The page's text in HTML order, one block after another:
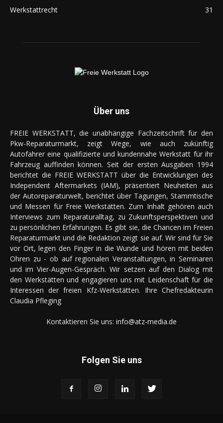
Werkstattrecht
31
Über uns
FREIE WERKSTATT, die unabhängige Fachzeitschrift für den
Pkw-Reparaturmarkt, zeigt Wege, wie auch zukünftig
Autofahrer eine qualifizierte und kundennahe Werkstatt für ihr
Fahrzeug auffinden können. Seit der ersten Ausgaben 1994
berichtet die FREIE WERKSTATT über die Entwicklungen des
Independent Aftermarkets (IAM), präsentiert Neuheiten aus
der Autoreparaturwelt, berichtet über Tagungen, Stammtische
und Messen für Freie Werkstätten. Zum Inhalt gehören auch
Interviews zum Reparaturalltag, zu Zukunftsperspektiven und
zu persönlichen Erfahrungen. Es gibt sie, die Chancen im Freien
Reparaturmarkt und die Redaktion zeigt sie auf. Wir sind für Sie
vor Ort, legen den Finger in die Wunde und hören mit beiden
Ohren zu - ob auf regionalen Veranstaltungen, in Seminaren
und im Vier-Augen-Gespräch. Wir setzen auf den Dialog mit
den Werkstätten und engagieren uns mit Leidenschaft für die
Interessen der freien Kfz-Werkstätten. Ihre Chefredakteurin
Claudia Pfleging
Kontaktieren Sie uns: info@atz-media.de
Folgen Sie uns